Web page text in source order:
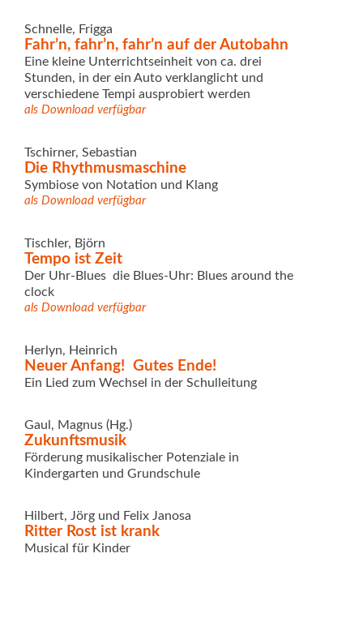
Schnelle, Frigga
Fahr’n, fahr’n, fahr’n auf der Autobahn
Eine kleine Unterrichtseinheit von ca. drei
Stunden, in der ein Auto verklanglicht und
verschiedene Tempi ausprobiert werden
als Download verfügbar
Tschirner, Sebastian
Die Rhythmusmaschine
Symbiose von Notation und Klang
als Download verfügbar
Tischler, Björn
Tempo ist Zeit
Der Uhr-Blues  die Blues-Uhr: Blues around the
clock
als Download verfügbar
Herlyn, Heinrich
Neuer Anfang!  Gutes Ende!
Ein Lied zum Wechsel in der Schulleitung
Gaul, Magnus (Hg.)
Zukunftsmusik
Förderung musikalischer Potenziale in
Kindergarten und Grundschule
Hilbert, Jörg und Felix Janosa
Ritter Rost ist krank
Musical für Kinder